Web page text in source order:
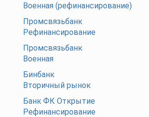
Военная (рефинансирование)
Промсвязьбанк
Рефинансирование
Промсвязьбанк
Военная
Бинбанк
Вторичный рынок
Банк ФК Открытие
Рефинансирование